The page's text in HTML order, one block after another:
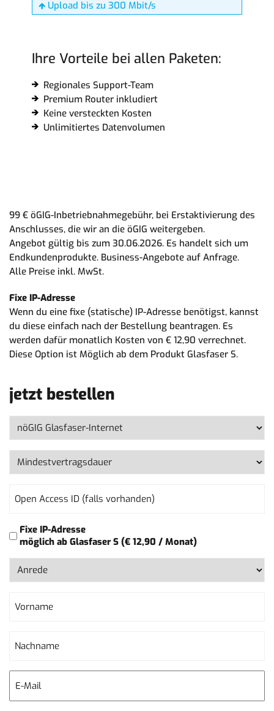
Upload bis zu 300 Mbit/s
Ihre Vorteile bei allen Paketen:
Regionales Support-Team
Premium Router inkludiert
Keine versteckten Kosten
Unlimitiertes Datenvolumen
99 € öGIG-Inbetriebnahmegebühr, bei Erstaktivierung des
Anschlusses, die wir an die öGIG weitergeben.
Angebot gültig bis zum 30.06.2026. Es handelt sich um
Endkundenprodukte. Business-Angebote auf Anfrage.
Alle Preise inkl. MwSt.
Fixe IP-Adresse
Wenn du eine fixe (statische) IP-Adresse benötigst, kannst
du diese einfach nach der Bestellung beantragen. Es
werden dafür monatlich Kosten von € 12,90 verrechnet.
Diese Option ist Möglich ab dem Produkt Glasfaser S.
jetzt bestellen
Produkt (erforderlich)
Mindestvertragsdauer
Access
(falls
vorhanden)
Fixe
IP-
Fixe IP-Adresse
möglich ab Glasfaser S (€ 12,90 / Monat)
Anrede
Mail(erforderlich)